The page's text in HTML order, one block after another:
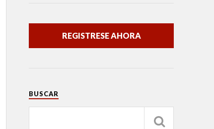
REGISTRESE AHORA
BUSCAR